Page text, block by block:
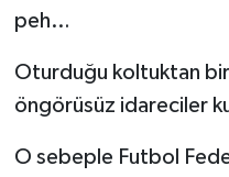
peh…
Oturduğu koltuktan bir
öngörüsüz idareciler
O sebeple Futbol